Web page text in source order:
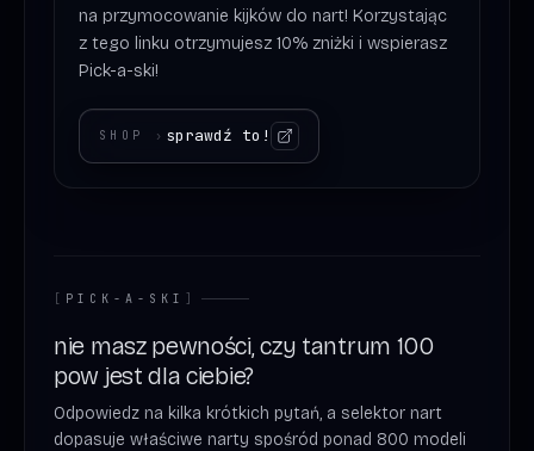
na przymocowanie kijków do nart! Korzystając
z tego linku otrzymujesz 10% zniżki i wspierasz
Pick-a-ski!
SHOP › sprawdź to!
[ PICK-A-SKI ]
nie masz pewności, czy tantrum 100
pow jest dla ciebie?
Odpowiedz na kilka krótkich pytań, a selektor nart
dopasuje właściwe narty spośród ponad 800 modeli